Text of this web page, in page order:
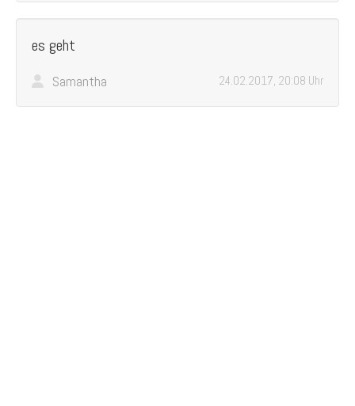
es geht
Samantha 24.02.2017, 20:08 Uhr